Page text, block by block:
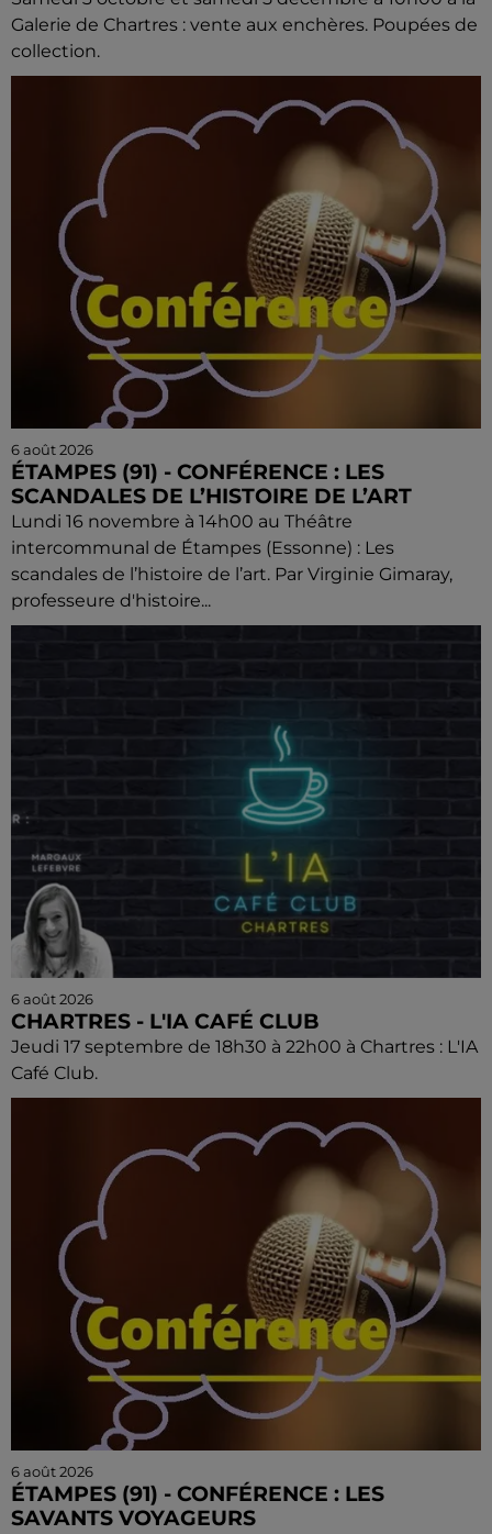
Galerie de Chartres : vente aux enchères. Poupées de
collection.
6 août 2026
ÉTAMPES (91) - CONFÉRENCE : LES
SCANDALES DE L’HISTOIRE DE L’ART
Lundi 16 novembre à 14h00 au Théâtre
intercommunal de Étampes (Essonne) : Les
scandales de l’histoire de l’art. Par Virginie Gimaray,
professeure d'histoire...
6 août 2026
CHARTRES - L'IA CAFÉ CLUB
Jeudi 17 septembre de 18h30 à 22h00 à Chartres : L'IA
Café Club.
6 août 2026
ÉTAMPES (91) - CONFÉRENCE : LES
SAVANTS VOYAGEURS